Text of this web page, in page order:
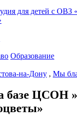
для детей с ОВЗ
Образование
на-Дону , Мы
базе ЦСОН